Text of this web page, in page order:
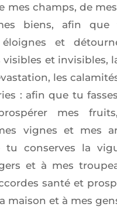
mes champs, de
biens, afin que
éloignes et
visibles et invi­sibles,
les
: afin que tu
mes
vignes et mes
tu conserves la
et à mes
san­té et
mai­son et à mes